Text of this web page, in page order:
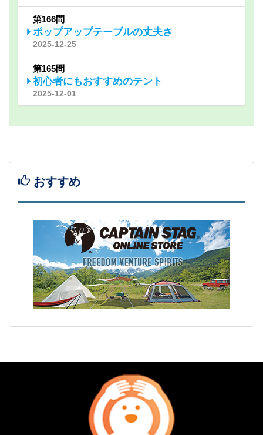
第166問
ポップアップテーブルの丈夫さ
2025-12-25
第165問
初心者にもおすすめのテント
2025-12-01
おすすめ